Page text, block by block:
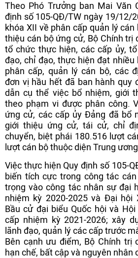
Theo Phó Trưởng ban Mai Văn
định số 105-QĐ/TW ngày 19/12/
khóa XII về phân cấp quản lý
thiệu cán bộ ứng cử, Bộ Chính trị
tổ chức thực hiện, các cấp ủy,
đạo, chỉ đạo, thực hiện đạt
phân cấp, quản lý cán bộ, các
đơn vị hầu hết đã ban hành quy
dẫn cụ thể việc bổ nhiệm, giới
theo phạm vi được phân công.
ứng cử, các cấp ủy Đảng đã bổ
giới thiệu ứng cử, tái cử, chỉ
chuyển, biệt phái 180.516 lượt
lượt cán bộ thuộc diện Trung
Việc thực hiện Quy định số 105-
biến tích cực trong công tác
trọng vào công tác nhân sự đại
nhiệm kỳ 2020-2025 và Đại hội
Bầu cử đại biểu Quốc hội và
cấp nhiệm kỳ 2021-2026; xây
lãnh đạo, quản lý các cấp trước
Bên cạnh ưu điểm, Bộ Chính trị
hạn chế, bất cập và nguyên nhân